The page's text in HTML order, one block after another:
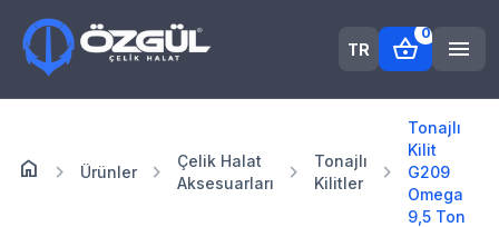
TR shopping_basket
0
menu
home Anasayfa
chevron_right Ürünler chevron_right
Çelik Halat
Aksesuarları
chevron_right
Tonajlı
Kilitler
chevron_right
Tonajlı
Kilit
G209
Omega
9,5 Ton